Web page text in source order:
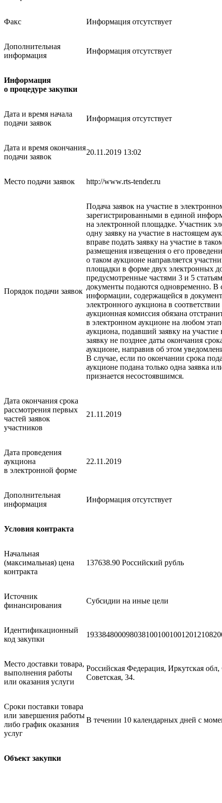
Факс Информация отсутствует
Дополнительная
информация
Информация отсутствует
Информация
о процедуре закупки
Дата и время начала
подачи заявок
Информация отсутствует
Дата и время окончания
подачи заявок
20.11.2019 13:02
Место подачи заявок http://www.rts-tender.ru
Порядок подачи заявок
Подача заявок на участие в
зарегистрированными в единой
на электронной площадке. Участник
одну заявку на участие в настоящем
вправе подать заявку на участие в
размещения извещения о его
о таком аукционе направляется
площадки в форме двух электронных
предусмотренные частями 3 и 5
документы подаются одновременно. В
информации, содержащейся в
электронного аукциона в
аукционная комиссия обязана
в электронном аукционе на любом
аукциона, подавший заявку на
заявку не позднее даты окончания
аукционе, направив об этом
В случае, если по окончании срока
аукционе подана только одна заявка
признается несостоявшимся.
Дата окончания срока
рассмотрения первых
частей заявок
участников
21.11.2019
Дата проведения
аукциона
в электронной форме
22.11.2019
Дополнительная
информация
Информация отсутствует
Условия контракта
Начальная
(максимальная) цена
контракта
137638.90 Российский рубль
Источник
финансирования
Субсидии на иные цели
Идентификационный
код закупки
Место доставки товара,
выполнения работы
или оказания услуги
Российская Федерация, Иркутская
Советская, 34.
Сроки поставки товара
или завершения работы
либо график оказания
услуг
В течении 10 календарных дней с
Объект закупки